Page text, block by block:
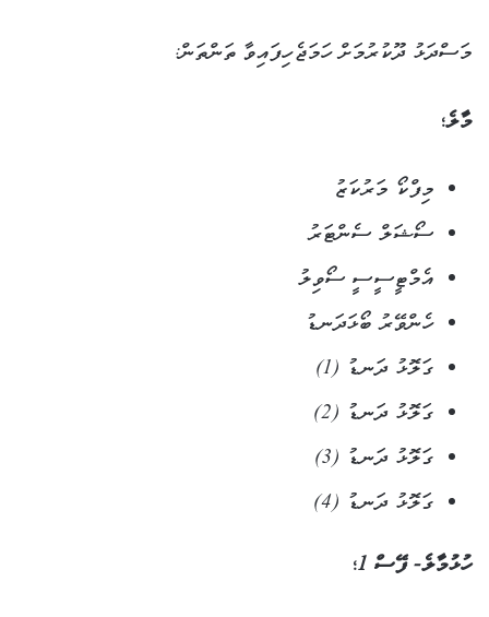
މަސްދަޅު ދޫކުރުމަށް ހަމަޖެހިފައިވާ ތަންތަން:
މާލެ؛
މިފްކޯ މަރުކަޒު
ސޯޝަލް ސެންޓަރު
އެމްޓީސީސީ ސޯވިލު
ހެންވޭރު ބޯޅަދަނޑު
ގަލޮޅު ދަނޑު (1)
ގަލޮޅު ދަނޑު (2)
ގަލޮޅު ދަނޑު (3)
ގަލޮޅު ދަނޑު (4)
ހުޅުމާލެ- ފޭސް 1؛